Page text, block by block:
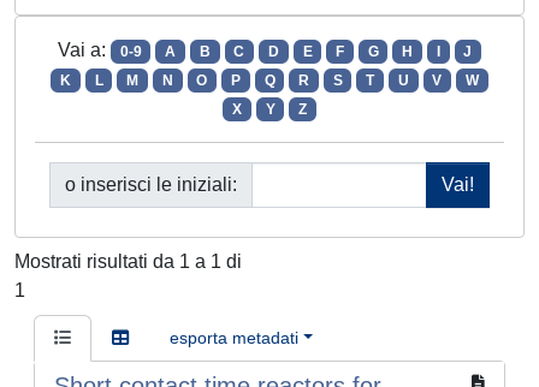
Vai a: 0-9 A B C D E F G H
J
K
L M N O P Q R S T U V
W
X
Y Z
o inserisci le iniziali:
Mostrati risultati da 1 a 1 di
1
esporta metadati